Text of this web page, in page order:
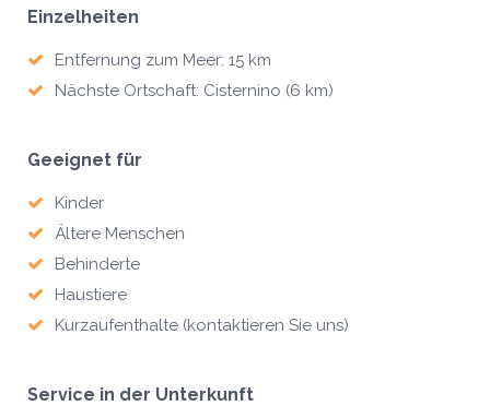
Einzelheiten
Entfernung zum Meer: 15 km
Nächste Ortschaft: Cisternino (6 km)
Geeignet für
Kinder
Ältere Menschen
Behinderte
Haustiere
Kurzaufenthalte (kontaktieren Sie uns)
Service in der Unterkunft